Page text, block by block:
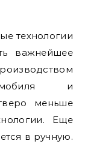
технологии
важнейшее
и
меньше
Еще
в ручную.